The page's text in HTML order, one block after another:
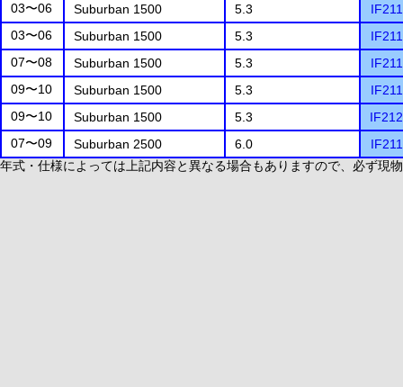
03〜06
Suburban 1500 5.3
03〜06
Suburban 1500 5.3
07〜08
Suburban 1500 5.3
09〜10
Suburban 1500 5.3
09〜10
Suburban 1500 5.3
07〜09
Suburban 2500 6.0
年式・仕様によっては上記内容と異なる場合もありますので、必ず現